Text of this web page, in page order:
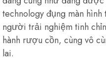
technology đụng màn
người trải nghiệm tinh
hành rượu cồn, cùng vô
lai.